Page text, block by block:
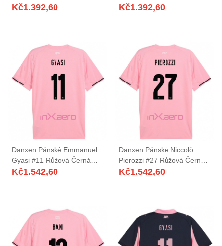
2025/26 Dres
Kč1.392,60
Dresy 2025/26 Dres
Kč1.392,60
Danxen Pánské Emmanuel
Gyasi #11 Růžová Černá
Domů Hráčské Dresy
Kč1.542,60
Danxen Pánské Niccolò
Pierozzi #27 Růžová Černá
Domů Hráčské Dresy
Kč1.542,60